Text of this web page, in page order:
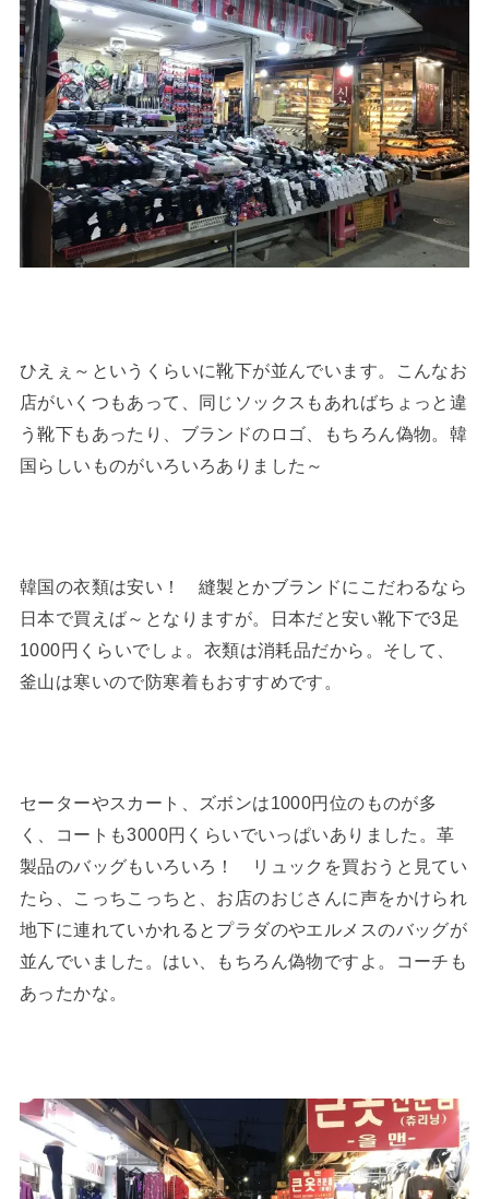
ひえぇ～というくらいに靴下が並んでいます。こんなお
店がいくつもあって、同じソックスもあればちょっと違
う靴下もあったり、ブランドのロゴ、もちろん偽物。韓
国らしいものがいろいろありました～
韓国の衣類は安い！ 縫製とかブランドにこだわるなら
日本で買えば～となりますが。日本だと安い靴下で3足
1000円くらいでしょ。衣類は消耗品だから。そして、
釜山は寒いので防寒着もおすすめです。
セーターやスカート、ズボンは1000円位のものが多
く、コートも3000円くらいでいっぱいありました。革
製品のバッグもいろいろ！ リュックを買おうと見てい
たら、こっちこっちと、お店のおじさんに声をかけられ
地下に連れていかれるとプラダのやエルメスのバッグが
並んでいました。はい、もちろん偽物ですよ。コーチも
あったかな。